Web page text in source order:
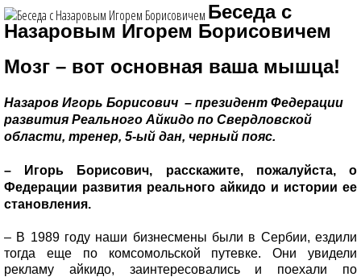
Беседа с
Назаровым Игорем Борисовичем
Мозг – вот основная ваша мышца!
Назаров Игорь Борисович – президент Федерации
развития Реального Айкидо по Свердловской
области, тренер, 5-ый дан, черный пояс.
– Игорь Борисович, расскажите, пожалуйста, о
Федерации развития реального айкидо и истории ее
становления.
– В 1989 году наши бизнесмены были в Сербии, ездили
тогда еще по комсомольской путевке. Они увидели
рекламу айкидо, заинтересовались и поехали по